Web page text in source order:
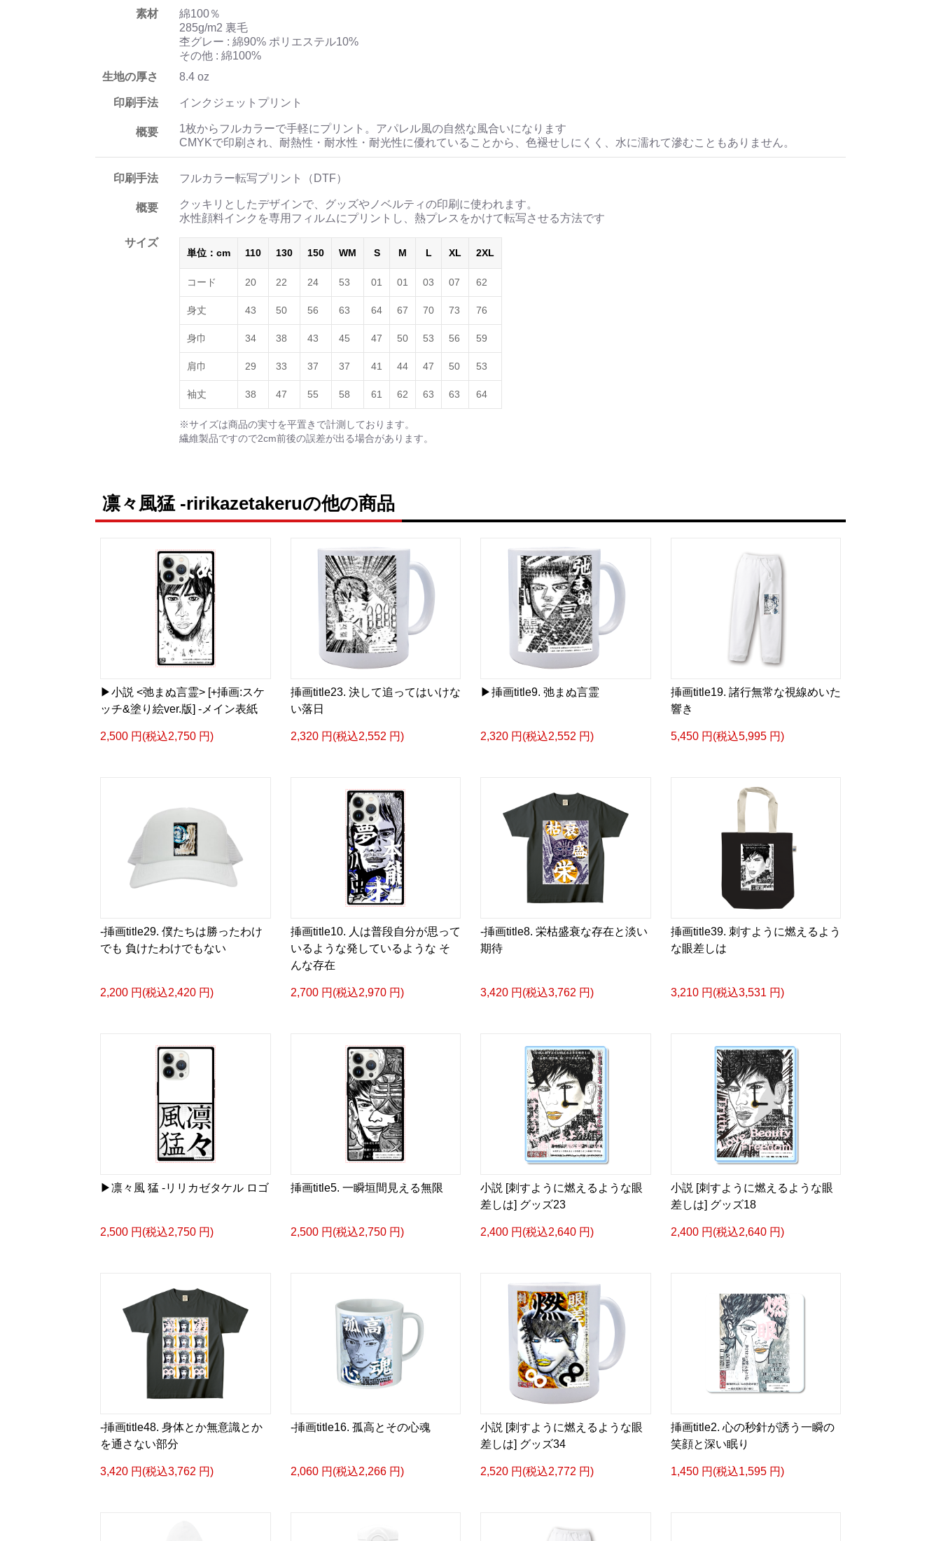
第2作品の章: “刺すように燃えるような眼差しは”部分
[主人公である小説家の遺作]を絵本化。
英語版: https://amzn.asia/d/8u7Cebe
小説 [弛まぬ言霊]
小説 [弛まぬ言霊] 挿画&グッズカタログ
＜著者:挿画作成＞ 凛々風 猛 -リリカゼタケル
日本語版: https://amzn.asia/d/fxD6D5U
小説 [弛まぬ言霊] <挿画:スケッチ&塗り絵ver.>
-挿画デザイン画集&グッズカタログ-
＜著者/小説:作詞:挿画作成＞
凛々風 猛-リリカゼタケル
https://amzn.asia/d/0dgbLm4e
<デザイン画集&グッズカタログ>
挿画&グッズカタログ <デザイン画集:BEST版>
＜著者:挿画作成＞ 凛々風 猛 -リリカゼタケル
日本語版: https://amzn.asia/d/fMWTZVg
小説 [刺すように燃えるような眼差しは] -Version2.
挿画&グッズカタログ <デザイン画集:BEST版>
＜著者:絵本/挿画作成＞ 凛々風 猛 -リリカゼタケル
▶︎小説 [刺すように燃えるような眼差しは]
挿画&グッズカタログ <デザイン画集:BEST版>
<merchandise shop>
＿＿＿＿＿＿＿＿＿＿＿＿＿＿＿＿＿＿＿＿＿＿
▶︎SUZURI https://suzuri.jp/ririkazetakeru
▶︎UP-T up-t.jp/creator/66b9c067ae64e
▶︎GICLEEPOD
素材
綿100％
285g/m2 裏毛
杢グレー : 綿90% ポリエステル10%
その他 : 綿100%
生地の厚さ
8.4 oz
印刷手法 インクジェットプリント
概要
1枚からフルカラーで手軽にプリント。アパレル風の自然な風合いになります
CMYKで印刷され、耐熱性・耐水性・耐光性に優れていることから、色褪せしにくく、水に濡れて滲むこともありません。
印刷手法 フルカラー転写プリント（DTF）
概要
クッキリとしたデザインで、グッズやノベルティの印刷に使われます。
水性顔料インクを専用フィルムにプリントし、熱プレスをかけて転写させる方法です
サイズ
単位：cm 110 130 150 WM S M L XL 2XL
コード 20 22 24 53 01 01 03 07 62
身丈 43 50 56 63 64 67 70 73 76
身巾 34 38 43 45 47 50 53 56 59
肩巾 29 33 37 37 41 44 47 50 53
袖丈 38 47 55 58 61 62 63 63 64
※サイズは商品の実寸を平置きで計測しております。
繊維製品ですので2cm前後の誤差が出る場合があります。
凛々風猛 -ririkazetakeruの他の商品
▶︎小説 <弛まぬ言霊> [+挿画:スケ
ッチ&塗り絵ver.版] -メイン表紙
2,500 円(税込2,750 円)
挿画title23. 決して追ってはいけな
い落日
2,320 円(税込2,552 円)
▶︎挿画title9. 弛まぬ言霊
2,320 円(税込2,552 円)
挿画title19. 諸行無常な視線めいた
響き
5,450 円(税込5,995 円)
-挿画title29. 僕たちは勝ったわけ
でも 負けたわけでもない
2,200 円(税込2,420 円)
挿画title10. 人は普段自分が思って
いるような発しているような そ
んな存在
2,700 円(税込2,970 円)
-挿画title8. 栄枯盛衰な存在と淡い
期待
3,420 円(税込3,762 円)
挿画title39. 刺すように燃えるよう
な眼差しは
3,210 円(税込3,531 円)
▶︎凛々風 猛 -リリカゼタケル ロゴ
2,500 円(税込2,750 円)
挿画title5. 一瞬垣間見える無限
2,500 円(税込2,750 円)
小説 [刺すように燃えるような眼
差しは] グッズ23
2,400 円(税込2,640 円)
小説 [刺すように燃えるような眼
差しは] グッズ18
2,400 円(税込2,640 円)
-挿画title48. 身体とか無意識とか
を通さない部分
3,420 円(税込3,762 円)
-挿画title16. 孤高とその心魂
2,060 円(税込2,266 円)
小説 [刺すように燃えるような眼
差しは] グッズ34
2,520 円(税込2,772 円)
挿画title2. 心の秒針が誘う一瞬の
笑顔と深い眠り
1,450 円(税込1,595 円)